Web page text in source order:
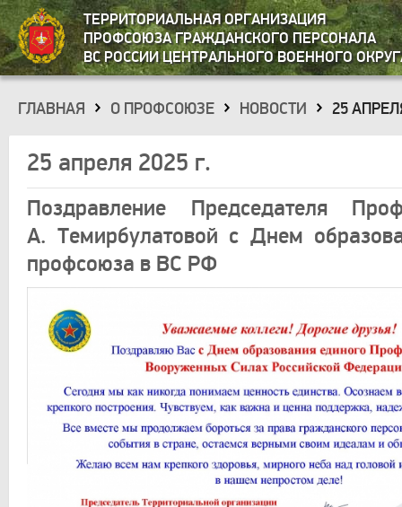
ТЕРРИТОРИАЛЬНАЯ ОРГАНИЗАЦИЯ
ПРОФСОЮЗА ГРАЖДАНСКОГО ПЕРСОНАЛА
ВС РОССИИ ЦЕНТРАЛЬНОГО ВОЕННОГО
ГЛАВНАЯ О ПРОФСОЮЗЕ НОВОСТИ »25
25 апреля 2025 г.
Поздравление Председателя
А. Темирбулатовой с Днем
профсоюза в ВС РФ